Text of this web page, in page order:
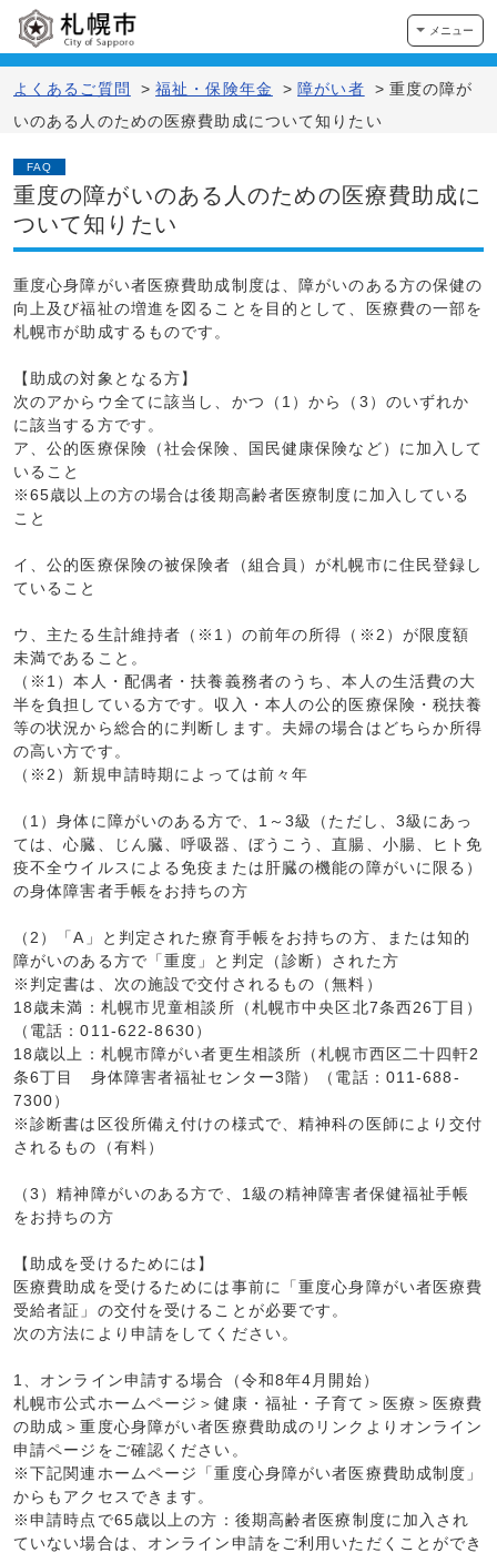
メニュー
よくあるご質問 > 福祉・保険年金 > 障がい者 > 重度の障が
いのある人のための医療費助成について知りたい
FAQ
重度の障がいのある人のための医療費助成に
ついて知りたい
重度心身障がい者医療費助成制度は、障がいのある方の保健の
向上及び福祉の増進を図ることを目的として、医療費の一部を
札幌市が助成するものです。
【助成の対象となる方】
次のアからウ全てに該当し、かつ（1）から（3）のいずれか
に該当する方です。
ア、公的医療保険（社会保険、国民健康保険など）に加入して
いること
※65歳以上の方の場合は後期高齢者医療制度に加入している
こと
イ、公的医療保険の被保険者（組合員）が札幌市に住民登録し
ていること
ウ、主たる生計維持者（※1）の前年の所得（※2）が限度額
未満であること。
（※1）本人・配偶者・扶養義務者のうち、本人の生活費の大
半を負担している方です。収入・本人の公的医療保険・税扶養
等の状況から総合的に判断します。夫婦の場合はどちらか所得
の高い方です。
（※2）新規申請時期によっては前々年
（1）身体に障がいのある方で、1～3級（ただし、3級にあっ
ては、心臓、じん臓、呼吸器、ぼうこう、直腸、小腸、ヒト免
疫不全ウイルスによる免疫または肝臓の機能の障がいに限る）
の身体障害者手帳をお持ちの方
（2）「A」と判定された療育手帳をお持ちの方、または知的
障がいのある方で「重度」と判定（診断）された方
※判定書は、次の施設で交付されるもの（無料）
18歳未満：札幌市児童相談所（札幌市中央区北7条西26丁目）
（電話：011-622-8630）
18歳以上：札幌市障がい者更生相談所（札幌市西区二十四軒2
条6丁目 身体障害者福祉センター3階）（電話：011-688-
7300）
※診断書は区役所備え付けの様式で、精神科の医師により交付
されるもの（有料）
（3）精神障がいのある方で、1級の精神障害者保健福祉手帳
をお持ちの方
【助成を受けるためには】
医療費助成を受けるためには事前に「重度心身障がい者医療費
受給者証」の交付を受けることが必要です。
次の方法により申請をしてください。
1、オンライン申請する場合（令和8年4月開始）
札幌市公式ホームページ＞健康・福祉・子育て＞医療＞医療費
の助成＞重度心身障がい者医療費助成のリンクよりオンライン
申請ページをご確認ください。
※下記関連ホームページ「重度心身障がい者医療費助成制度」
からもアクセスできます。
※申請時点で65歳以上の方：後期高齢者医療制度に加入され
ていない場合は、オンライン申請をご利用いただくことができ